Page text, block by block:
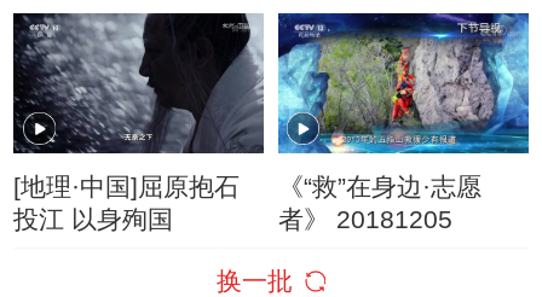
[地理·中国]屈原抱石
投江 以身殉国
《“救”在身边·志愿
者》 20181205
换一批